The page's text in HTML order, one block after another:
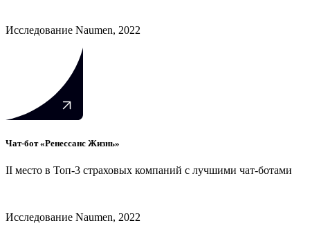
Исследование Naumen, 2022
Чат-бот «Ренессанс Жизнь»
II место в Топ-3 страховых компаний с лучшими чат-ботами
Исследование Naumen, 2022